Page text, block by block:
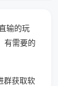
输的玩
有需要的
群获取软